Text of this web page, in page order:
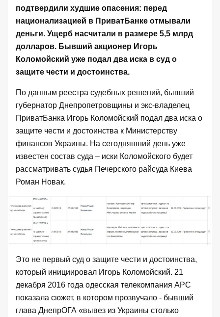
подтвердили худшие опасения: перед
национализацией в ПриватБанке отмывали
деньги. Ущерб насчитали в размере 5,5 млрд
долларов. Бывший акционер Игорь
Коломойский уже подал два иска в суд о
защите чести и достоинства.
По данным реестра судебных решений, бывший
губернатор Днепропетровщины и экс-владелец
ПриватБанка Игорь Коломойский подал два иска о
защите чести и достоинства к Министерству
финансов Украины. На сегодняшний день уже
известен состав суда – иски Коломойского будет
рассматривать судья Печерского райсуда Киева
Роман Новак.
Это не первый суд о защите чести и достоинства,
который инициировал Игорь Коломойский. 21
декабря 2016 года одесская телекомпания АРС
показала сюжет, в котором прозвучало - бывший
глава ДнепрОГА «вывез из Украины столько